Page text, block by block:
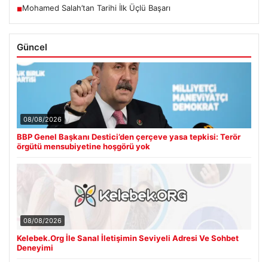
■Mohamed Salah’tan Tarihi İlk Üçlü Başarı
Güncel
08/08/2026
BBP Genel Başkanı Destici’den çerçeve yasa tepkisi: Terör
örgütü mensubiyetine hoşgörü yok
08/08/2026
Kelebek.Org İle Sanal İletişimin Seviyeli Adresi Ve Sohbet
Deneyimi